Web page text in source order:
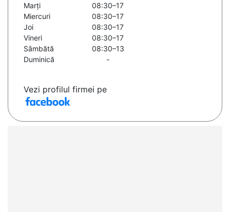
Marți
08:30–17
Miercuri
08:30–17
Joi
08:30–17
Vineri
08:30–17
Sâmbătă
08:30–13
Duminică
-
Vezi profilul firmei pe